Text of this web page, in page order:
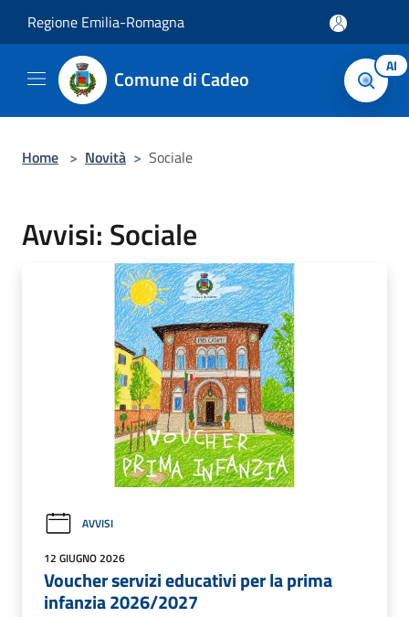
Regione Emilia-Romagna
Comune di Cadeo AI
Home > Novità > Sociale
Avvisi: Sociale
AVVISI
12 GIUGNO 2026
Voucher servizi educativi per la prima
infanzia 2026/2027